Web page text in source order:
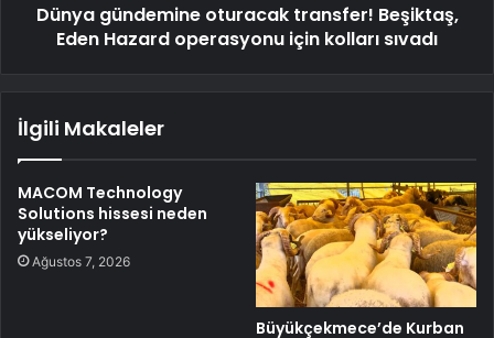
Dünya gündemine oturacak transfer! Beşiktaş,
Eden Hazard operasyonu için kolları sıvadı
İlgili Makaleler
MACOM Technology
Solutions hissesi neden
yükseliyor?
Ağustos 7, 2026
Büyükçekmece’de Kurban